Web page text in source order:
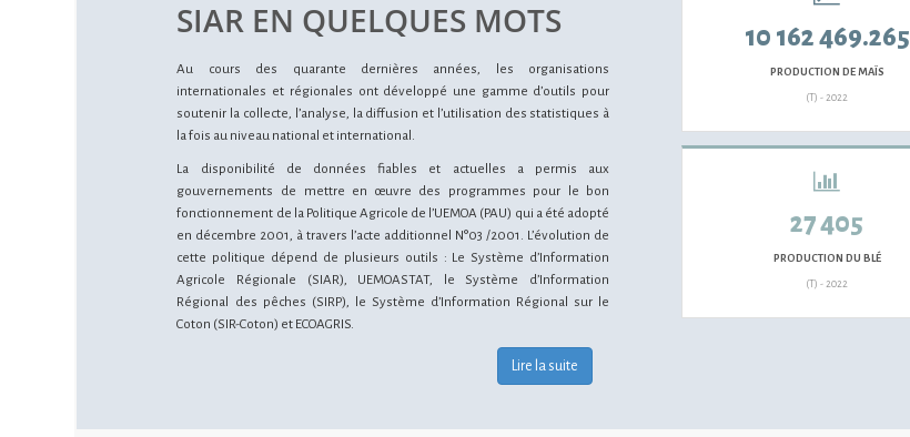
SIAR EN QUELQUES MOTS
Au cours des quarante dernières années, les organisations
internationales et régionales ont développé une gamme d’outils pour
soutenir la collecte, l’analyse, la diffusion et l’utilisation des statistiques à
la fois au niveau national et international.
La disponibilité de données fiables et actuelles a permis aux
gouvernements de mettre en œuvre des programmes pour le bon
fonctionnement de la Politique Agricole de l’UEMOA (PAU) qui a été adopté
en décembre 2001, à travers l’acte additionnel N°03 /2001. L’évolution de
cette politique dépend de plusieurs outils : Le Système d’Information
Agricole Régionale (SIAR), UEMOASTAT, le Système d’Information
Régional des pêches (SIRP), le Système d’Information Régional sur le
Coton (SIR-Coton) et ECOAGRIS.
Lire la suite
10 162 469.265
PRODUCTION DE MAÏS
(T) - 2022
27 405
PRODUCTION DU BLÉ
(T) - 2022